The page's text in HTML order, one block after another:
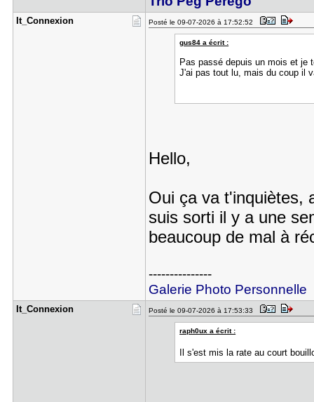
It_Connexi​on Posté le 09-07-2026 à 17:52:52
gus84 a écrit :
Pas passé depuis un mois et je
J'ai pas tout lu, mais du coup il
Hello,
Oui ça va t'inquiètes,
suis sorti il y a une
beaucoup de mal à
---------------
Galerie Photo Personnelle
It_Connexi​on Posté le 09-07-2026 à 17:53:33
raph0ux a écrit :
Il s'est mis la rate au court